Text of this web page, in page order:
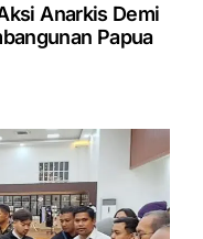
Anarkis Demi
Papua